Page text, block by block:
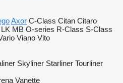
Axor C-Class Citan Citaro
LK MB O-series R-Class S-Class
Viano Vito
Skyliner Starliner Tourliner
Vanette